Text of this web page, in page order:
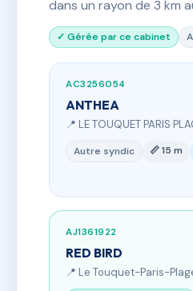
dans un rayon de 3 km
✓ Gérée par ce cabinet
AC3256054
ANTHEA
📍 LE TOUQUET PARIS
Autre syndic 📏 15 m
AJ1361922
RED BIRD
📍 Le Touquet-Paris-